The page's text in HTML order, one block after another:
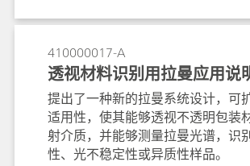
脂酸固体包合物中的百分比。
410000017-A
透视材料识别用拉曼应用说
提出了一种新的拉曼系统设计，可
适用性，使其能够透视不透明包装
射介质，并能够测量拉曼光谱，识
性、光不稳定性或异质性样品。